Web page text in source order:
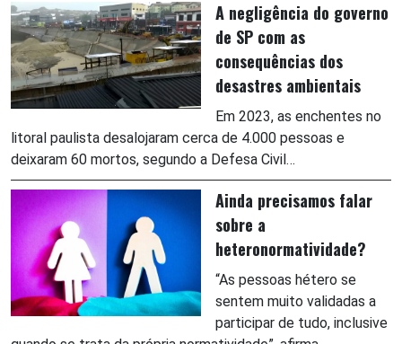
A negligência do governo
de SP com as
consequências dos
desastres ambientais
Em 2023, as enchentes no
litoral paulista desalojaram cerca de 4.000 pessoas e
deixaram 60 mortos, segundo a Defesa Civil…
Ainda precisamos falar
sobre a
heteronormatividade?
“As pessoas hétero se
sentem muito validadas a
participar de tudo, inclusive